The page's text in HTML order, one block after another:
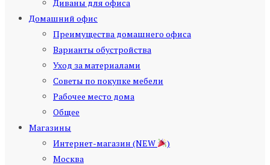
Диваны для офиса
Домашний офис
Преимущества домашнего офиса
Варианты обустройства
Уход за материалами
Советы по покупке мебели
Рабочее место дома
Общее
Магазины
Интернет-магазин (NEW
)
Москва